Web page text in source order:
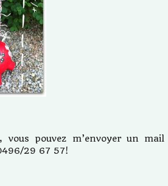
pouvez m’envoyer un
29 67 57!